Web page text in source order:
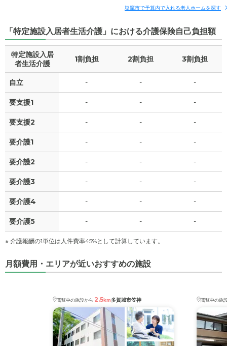
塩竈市で予算内で入れる老人ホームを探す
「特定施設入居者生活介護」における介護保険自己負担額
特定施設入居
者生活介護
1割負担 2割負担 3割負担
自立 - - -
要支援1 - - -
要支援2 - - -
要介護1 - - -
要介護2 - - -
要介護3 - - -
要介護4 - - -
要介護5 - - -
※ 介護報酬の1単位は人件費率45%として計算しています。
月額費用・エリアが近いおすすめの施設
閲覧中の施設から 2.5km多賀城市笠神 閲覧中の施